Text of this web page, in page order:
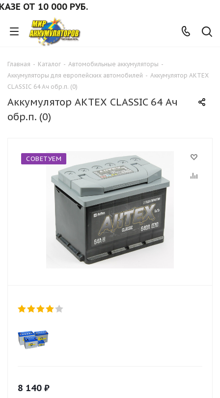
ОТ 10 000 РУБ.
Главная - Каталог - Автомобильные аккумуляторы -
Аккумуляторы для европейских автомобилей - Аккумулятор АКТЕХ
CLASSIC 64 Ач обр.п. (0)
Аккумулятор АКТЕХ CLASSIC 64 Ач
обр.п. (0)
СОВЕТУЕМ
8 140 ₽